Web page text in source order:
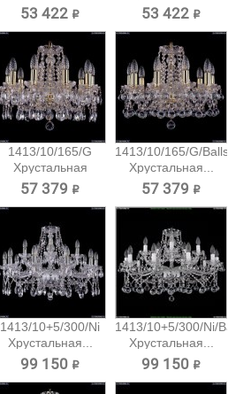
подвесная...
53 422 ₽ 53 422 ₽
1413/10/165/G
Хрустальная
подвесная...
57 379 ₽
1413/10/165/G/Balls
Хрустальная...
57 379 ₽
1413/10+5/300/Ni
Хрустальная...
99 150 ₽
1413/10+5/300/Ni/Balls
Хрустальная...
99 150 ₽